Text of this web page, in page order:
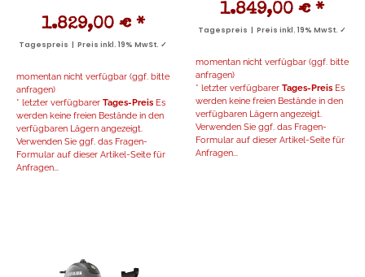
1.829,00 € *
Tagespreis | Preis inkl. 19% MwSt. ✓
momentan nicht verfügbar (ggf. bitte
anfragen)
* letzter verfügbarer Tages-Preis Es
werden keine freien Bestände in den
verfügbaren Lägern angezeigt.
Verwenden Sie ggf. das Fragen-
Formular auf dieser Artikel-Seite für
Anfragen...
1.849,00 € *
Tagespreis | Preis inkl. 19% MwSt. ✓
momentan nicht verfügbar (ggf. bitte
anfragen)
* letzter verfügbarer Tages-Preis Es
werden keine freien Bestände in den
verfügbaren Lägern angezeigt.
Verwenden Sie ggf. das Fragen-
Formular auf dieser Artikel-Seite für
Anfragen...